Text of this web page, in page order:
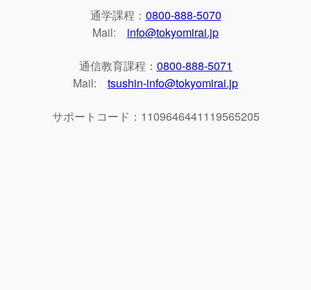
通学課程： 0800-888-5070
Mail: info@tokyomirai.jp
通信教育課程： 0800-888-5071
Mail: tsushin-info@tokyomirai.jp
サポートコード：1109646441119565205